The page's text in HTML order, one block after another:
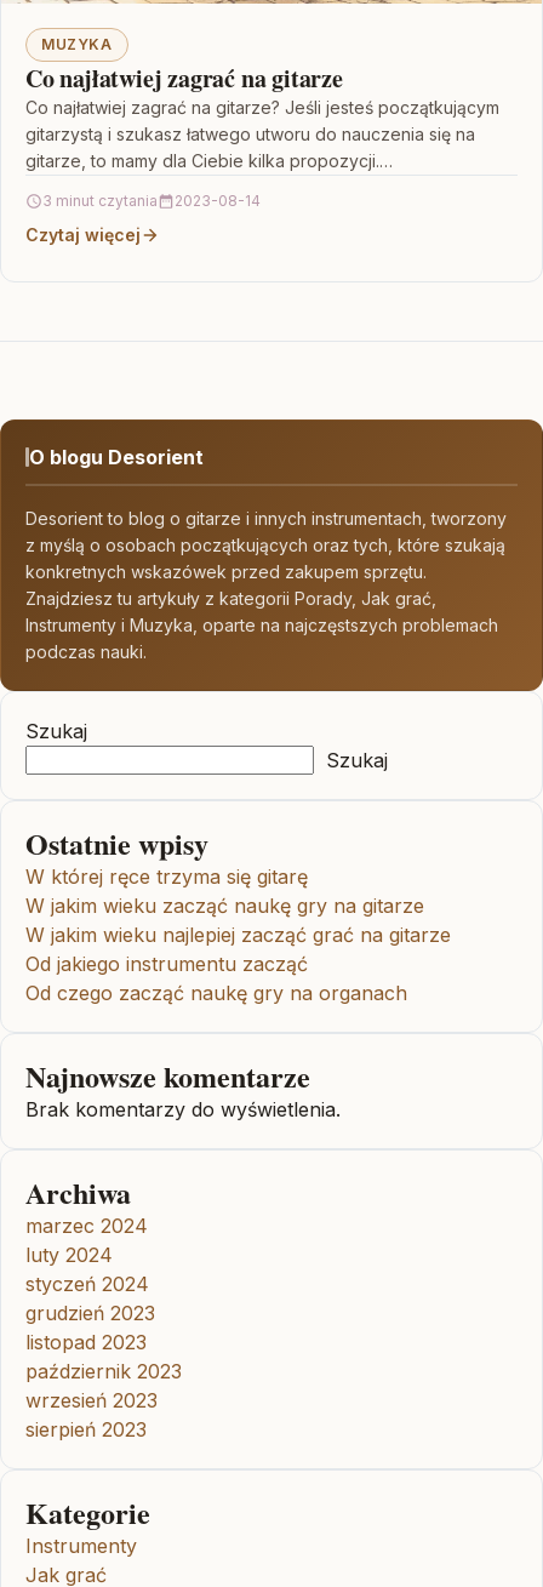
MUZYKA
Co najłatwiej zagrać na gitarze
Co najłatwiej zagrać na gitarze? Jeśli jesteś początkującym
gitarzystą i szukasz łatwego utworu do nauczenia się na
gitarze, to mamy dla Ciebie kilka propozycji.…
3 minut czytania 2023-08-14
Czytaj więcej
O blogu Desorient
Desorient to blog o gitarze i innych instrumentach, tworzony
z myślą o osobach początkujących oraz tych, które szukają
konkretnych wskazówek przed zakupem sprzętu.
Znajdziesz tu artykuły z kategorii Porady, Jak grać,
Instrumenty i Muzyka, oparte na najczęstszych problemach
podczas nauki.
Szukaj
Szukaj
Ostatnie wpisy
W której ręce trzyma się gitarę
W jakim wieku zacząć naukę gry na gitarze
W jakim wieku najlepiej zacząć grać na gitarze
Od jakiego instrumentu zacząć
Od czego zacząć naukę gry na organach
Najnowsze komentarze
Brak komentarzy do wyświetlenia.
Archiwa
marzec 2024
luty 2024
styczeń 2024
grudzień 2023
listopad 2023
październik 2023
wrzesień 2023
sierpień 2023
Kategorie
Instrumenty
Jak grać